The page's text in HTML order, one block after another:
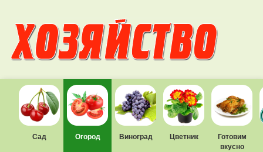
Сад Огород Виноград Цветник
Готовим
вкусно